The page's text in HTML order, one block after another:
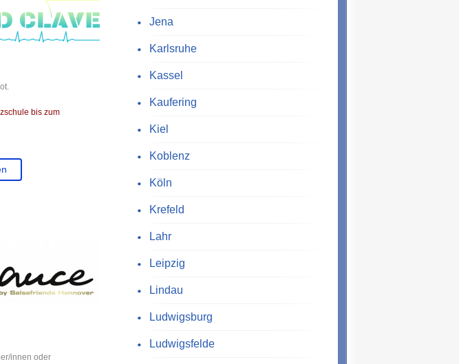
bis zum
innen oder
Jena
Karlsruhe
Kassel
Kaufering
Kiel
Koblenz
Köln
Krefeld
Lahr
Leipzig
Lindau
Ludwigsburg
Ludwigsfelde